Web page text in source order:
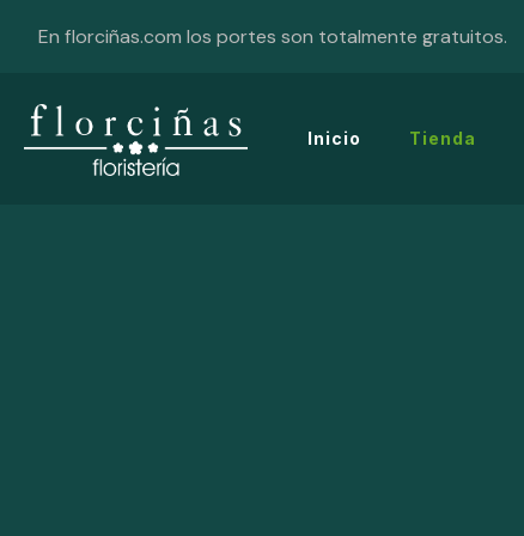
En florciñas.com los portes son totalmente gratuitos.
Inicio Tienda